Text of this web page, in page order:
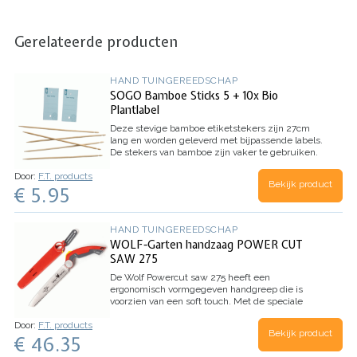
Gerelateerde producten
HAND TUINGEREEDSCHAP
SOGO Bamboe Sticks 5 + 10x Bio
Plantlabel
Deze stevige bamboe etiketstekers zijn 27cm
lang en worden geleverd met bijpassende labels.
De stekers van bamboe zijn vaker te gebruiken.
afbreekbaar materiaal en hierop kan je veel
informatie kwijt. Super handig voor het labelen
van zaailingen en stekken. Zo weet je wanneer,
wat en waar je gezaaid hebt.Inhoud:5 bamboe
etiketstekers, 10 biologisch afbreekbare labels
Door: F.T. products
€ 5.95 Bekijk product
HAND TUINGEREEDSCHAP
WOLF-Garten handzaag POWER CUT
SAW 275
De Wolf Powercut saw 275 heeft een
ergonomisch vormgegeven handgreep die is
voorzien van een soft touch. Met de speciale
trekkende beweging en ontstaat er een zuivere
snede die bacteriële infecties voorkomt.
Geschikt voor het zagen van dikke takken. Met
Door: F.T. products
€ 46.35 Bekijk product